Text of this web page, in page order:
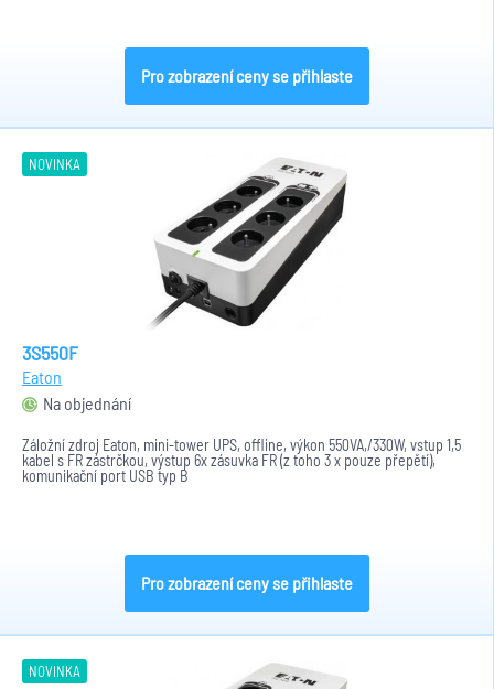
Pro zobrazení ceny se přihlaste
NOVINKA
3S550F
Eaton
Na objednání
Záložní zdroj Eaton, mini-tower UPS, offline, výkon 550VA,/330W, vstup 1,5
kabel s FR zástrčkou, výstup 6x zásuvka FR (z toho 3 x pouze přepětí),
komunikační port USB typ B
Pro zobrazení ceny se přihlaste
NOVINKA